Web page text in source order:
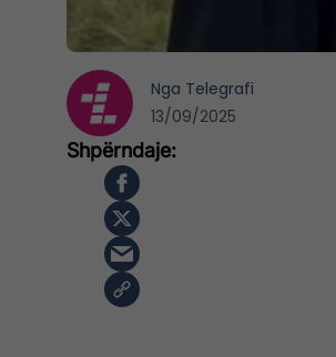
Nga Telegrafi
13/09/2025